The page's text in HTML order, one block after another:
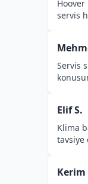
Hoover
servis
Servis
Elif S.
Klima
tavsiye
Kerim